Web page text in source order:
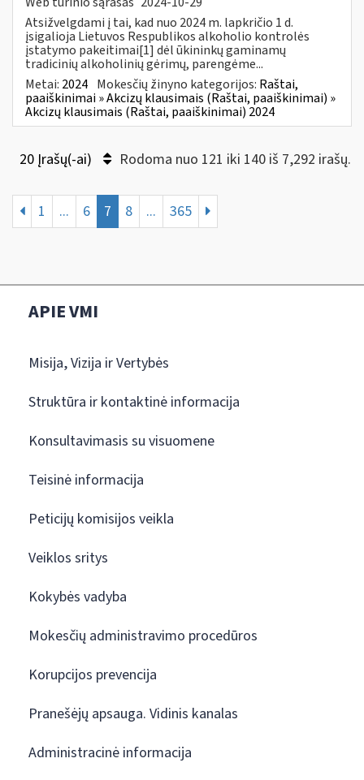
Atsižvelgdami į tai, kad nuo 2024 m. lapkričio 1 d.
įsigalioja Lietuvos Respublikos alkoholio kontrolės
įstatymo pakeitimai[1] dėl ūkininkų gaminamų
tradicinių alkoholinių gėrimų, parengėme...
Metai: 2024 Mokesčių žinyno kategorijos: Raštai,
paaiškinimai » Akcizų klausimais (Raštai, paaiškinimai) »
Akcizų klausimais (Raštai, paaiškinimai) 2024
20 Įrašų(-ai) Rodoma nuo 121 iki 140 iš 7,292 irašų.
1 ... 6 7 8 ... 365
APIE VMI
Misija, Vizija ir Vertybės
Struktūra ir kontaktinė informacija
Konsultavimasis su visuomene
Teisinė informacija
Peticijų komisijos veikla
Veiklos sritys
Kokybės vadyba
Mokesčių administravimo procedūros
Korupcijos prevencija
Pranešėjų apsauga. Vidinis kanalas
Administracinė informacija